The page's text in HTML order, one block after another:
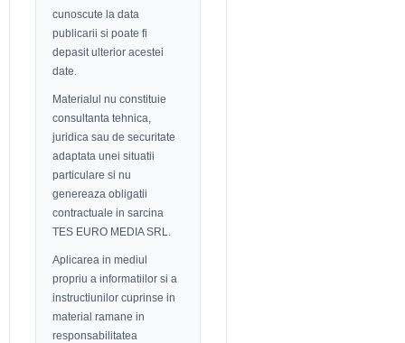
cunoscute la data
publicarii si poate fi
depasit ulterior acestei
date.
Materialul nu constituie
consultanta tehnica,
juridica sau de securitate
adaptata unei situatii
particulare si nu
genereaza obligatii
contractuale in sarcina
TES EURO MEDIA SRL.
Aplicarea in mediul
propriu a informatiilor si a
instructiunilor cuprinse in
material ramane in
responsabilitatea